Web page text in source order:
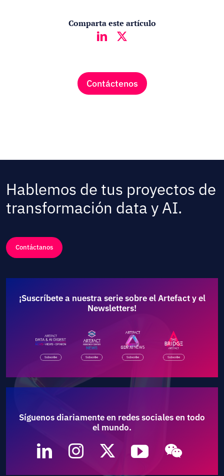
Comparta este artículo
Contáctenos
Hablemos de tus proyectos de
transformación data y AI.
Contáctanos
¡Suscríbete a nuestra serie sobre el Artefact y el
Newsletters!
Síguenos diariamente en redes sociales en todo
el mundo.